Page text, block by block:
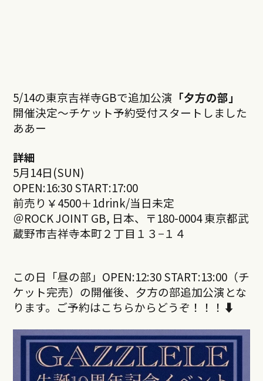
5/14の東京吉祥寺GBで追加公演 「夕方の部」
開催決定〜チケット予約受付スタートしました
ああー
詳細
5月14日(SUN)
OPEN:16:30 START:17:00
前売り￥4500＋1drink/当日未定
＠ROCK JOINT GB, 日本、〒180-0004 東京都武
蔵野市吉祥寺本町２丁目１３−１４
この日「昼の部」OPEN:12:30 START:13:00（チ
ケット完売）の開催後、夕方の部追加公演とな
ります。ご予約はこちらからどうぞ！！！⬇︎